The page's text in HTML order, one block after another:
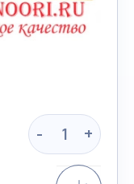
- +